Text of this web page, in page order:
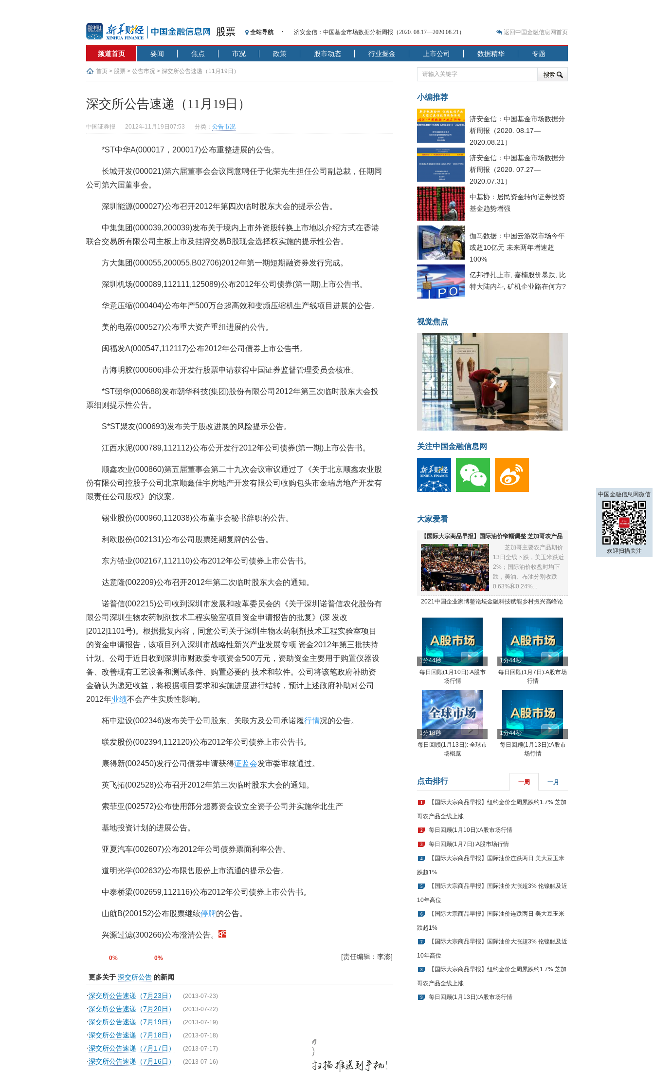
股票 全站导航
济安金信：中国基金市场数据分析周报（2020. 08.17—2020.08.21）
【见·闻】疫情下，新加坡旅游业步履维艰
记者手记：疫情下的香港零售业如何浴火重生？
【见·闻】疫情下一家香港传统零售商的转型突围之旅
济安金信：中国基金市场数据分析周报（2020. 07.27—2020.07.31）
【新华财经调查】同业存单、结构性存款玩起“跷跷板” 结构性失衡藏
央行公开市场净投放300亿元 短端资金利率明显下行
基本面及股市双轮冲击 债市回调十年期债表现最弱
返回中国金融信息网首页
频道首页 要闻 焦点 市况 政策 股市动态 行业掘金 上市公司 数据精华 专题
首页 > 股票 > 公告市况 > 深交所公告速递（11月19日）
深交所公告速递（11月19日）
中国证券报 2012年11月19日07:53 分类： 公告市况
*ST中华A(000017，200017)公布重整进展的公告。
长城开发(000021)第六届董事会会议同意聘任于化荣先生担任公司副总裁，任期同
公司第六届董事会。
深圳能源(000027)公布召开2012年第四次临时股东大会的提示公告。
中集集团(000039,200039)发布关于境内上市外资股转换上市地以介绍方式在香港
联合交易所有限公司主板上市及挂牌交易B股现金选择权实施的提示性公告。
方大集团(000055,200055,B02706)2012年第一期短期融资券发行完成。
深圳机场(000089,112111,125089)公布2012年公司债券(第一期)上市公告书。
华意压缩(000404)公布年产500万台超高效和变频压缩机生产线项目进展的公告。
美的电器(000527)公布重大资产重组进展的公告。
闽福发A(000547,112117)公布2012年公司债券上市公告书。
青海明胶(000606)非公开发行股票申请获得中国证券监督管理委员会核准。
*ST朝华(000688)发布朝华科技(集团)股份有限公司2012年第三次临时股东大会投
票细则提示性公告。
S*ST聚友(000693)发布关于股改进展的风险提示公告。
江西水泥(000789,112112)公布公开发行2012年公司债券(第一期)上市公告书。
顺鑫农业(000860)第五届董事会第二十九次会议审议通过了《关于北京顺鑫农业股
份有限公司控股子公司北京顺鑫佳宇房地产开发有限公司收购包头市金瑞房地产开发有
限责任公司股权》的议案。
锡业股份(000960,112038)公布董事会秘书辞职的公告。
利欧股份(002131)公布公司股票延期复牌的公告。
东方锆业(002167,112110)公布2012年公司债券上市公告书。
达意隆(002209)公布召开2012年第二次临时股东大会的通知。
诺普信(002215)公司收到深圳市发展和改革委员会的《关于深圳诺普信农化股份有
限公司深圳生物农药制剂技术工程实验室项目资金申请报告的批复》(深 发改
[2012]1101号)。根据批复内容，同意公司关于深圳生物农药制剂技术工程实验室项目
的资金申请报告，该项目列入深圳市战略性新兴产业发展专项 资金2012年第三批扶持
计划。公司于近日收到深圳市财政委专项资金500万元，资助资金主要用于购置仪器设
备、改善现有工艺设备和测试条件、购置必要的 技术和软件。公司将该笔政府补助资
金确认为递延收益，将根据项目要求和实施进度进行结转，预计上述政府补助对公司
2012年业绩不会产生实质性影响。
柘中建设(002346)发布关于公司股东、关联方及公司承诺履行情况的公告。
联发股份(002394,112120)公布2012年公司债券上市公告书。
康得新(002450)发行公司债券申请获得证监会发审委审核通过。
英飞拓(002528)公布召开2012年第三次临时股东大会的通知。
索菲亚(002572)公布使用部分超募资金设立全资子公司并实施华北生产
基地投资计划的进展公告。
亚夏汽车(002607)公布2012年公司债券票面利率公告。
道明光学(002632)公布限售股份上市流通的提示公告。
中泰桥梁(002659,112116)公布2012年公司债券上市公告书。
山航B(200152)公布股票继续停牌的公告。
兴源过滤(300266)公布澄清公告。
0% 0% [责任编辑：李澎]
更多关于 深交所公告 的新闻
·深交所公告速递（7月23日） (2013-07-23)
·深交所公告速递（7月20日） (2013-07-22)
·深交所公告速递（7月19日） (2013-07-19)
·深交所公告速递（7月18日） (2013-07-18)
·深交所公告速递（7月17日） (2013-07-17)
·深交所公告速递（7月16日） (2013-07-16)
小编推荐
济安金信：中国基金市场数据分
析周报（2020. 08.17—
2020.08.21）
济安金信：中国基金市场数据分
析周报（2020. 07.27—
2020.07.31）
中基协：居民资金转向证券投资
基金趋势增强
伽马数据：中国云游戏市场今年
或超10亿元 未来两年增速超
100%
亿邦挣扎上市, 嘉楠股价暴跌, 比
特大陆内斗, 矿机企业路在何方?
视觉焦点
菲律宾：防疫降级
‹ ›
关注中国金融信息网
大家爱看
【国际大宗商品早报】国际油价窄幅调整 芝加哥农产品
全线下跌
芝加哥主要农产品期价
13日全线下跌，美玉米跌近
2%；国际油价收盘时均下
跌，美油、布油分别收跌
0.63%和0.24%...
2021中国企业家博鳌论坛金融科技赋能乡村振兴高峰论
1分44秒
每日回顾(1月10日):A股市
场行情
1分44秒
每日回顾(1月7日):A股市场
行情
1分18秒
每日回顾(1月13日): 全球市
场概览
1分44秒
每日回顾(1月13日):A股市
场行情
点击排行 一周 一月
1 【国际大宗商品早报】纽约金价全周累跌约1.7% 芝加
哥农产品全线上涨
2 每日回顾(1月10日):A股市场行情
3 每日回顾(1月7日):A股市场行情
4 【国际大宗商品早报】国际油价连跌两日 美大豆玉米
跌超1%
5 【国际大宗商品早报】国际油价大涨超3% 伦镍触及近
10年高位
6 【国际大宗商品早报】国际油价连跌两日 美大豆玉米
跌超1%
7 【国际大宗商品早报】国际油价大涨超3% 伦镍触及近
10年高位
8 【国际大宗商品早报】纽约金价全周累跌约1.7% 芝加
哥农产品全线上涨
9 每日回顾(1月13日):A股市场行情
中国金融信息网微信
欢迎扫描关注